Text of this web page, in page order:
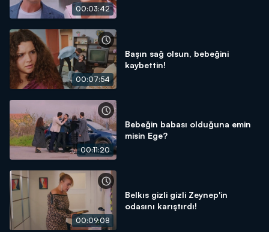
00:03:42
00:07:54
Başın sağ olsun, bebeğini
kaybettin!
00:11:20
Bebeğin babası olduğuna emin
misin Ege?
00:09:08
Belkıs gizli gizli Zeynep'in
odasını karıştırdı!